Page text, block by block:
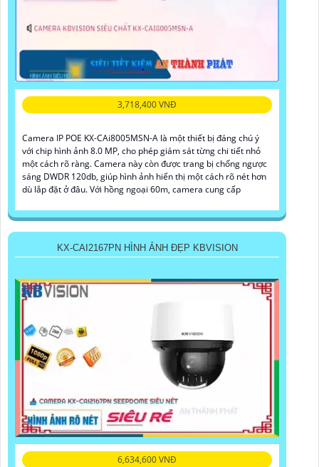
3,718,400 VNĐ
Camera IP POE KX-CAi8005MSN-A là một thiết bị đáng chú ý
với chip hình ảnh 8.0 MP, cho phép giám sát từng chi tiết nhỏ
một cách rõ ràng. Camera này còn được trang bị chống ngược
sáng DWDR 120db, giúp hình ảnh hiển thị một cách rõ nét hơn
dù lắp đặt ở đâu. Với hồng ngoại 60m, camera cung cấp
KX-CAI2167PN HÌNH ẢNH ĐẸP KBVISION
6,634,600 VNĐ